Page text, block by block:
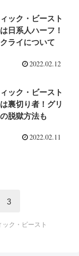
ック・ビースト
日系人ハーフ！
ライについて
2022.02.12
ック・ビースト
裏切り者！グリ
脱獄方法も
2022.02.11
3
ク・ビースト